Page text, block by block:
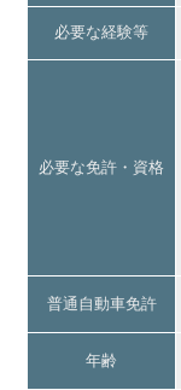
必要な経験等
必要な免許・資格
普通自動車免許
年齢